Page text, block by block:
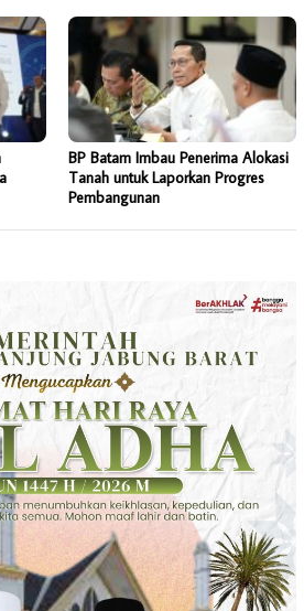
BP Batam Imbau Penerima Alokasi
Tanah untuk Laporkan Progres
Pembangunan